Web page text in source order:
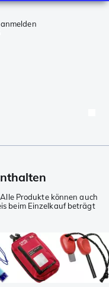
Produkte können auch
beim Einzelkauf beträgt